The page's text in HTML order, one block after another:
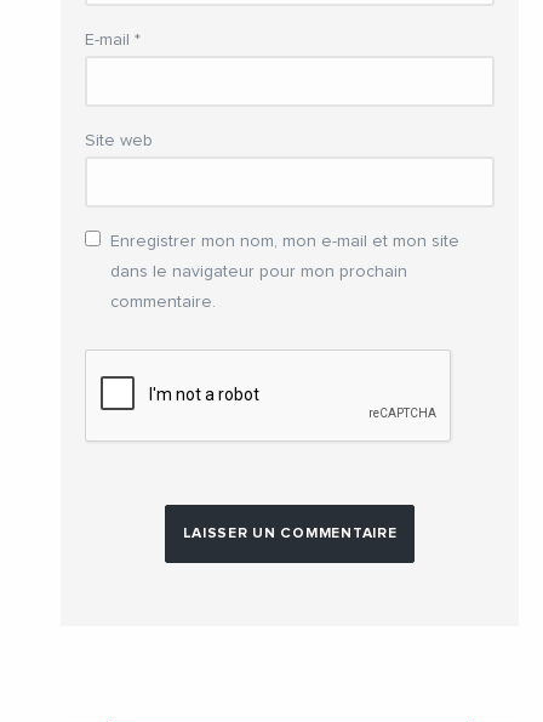
E-mail *
Site web
Enregistrer mon nom, mon e-mail et mon site
dans le navigateur pour mon prochain
commentaire.